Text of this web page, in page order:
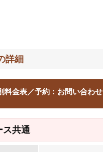
詳細
料金表／予約：お問い合わせ
ス共通